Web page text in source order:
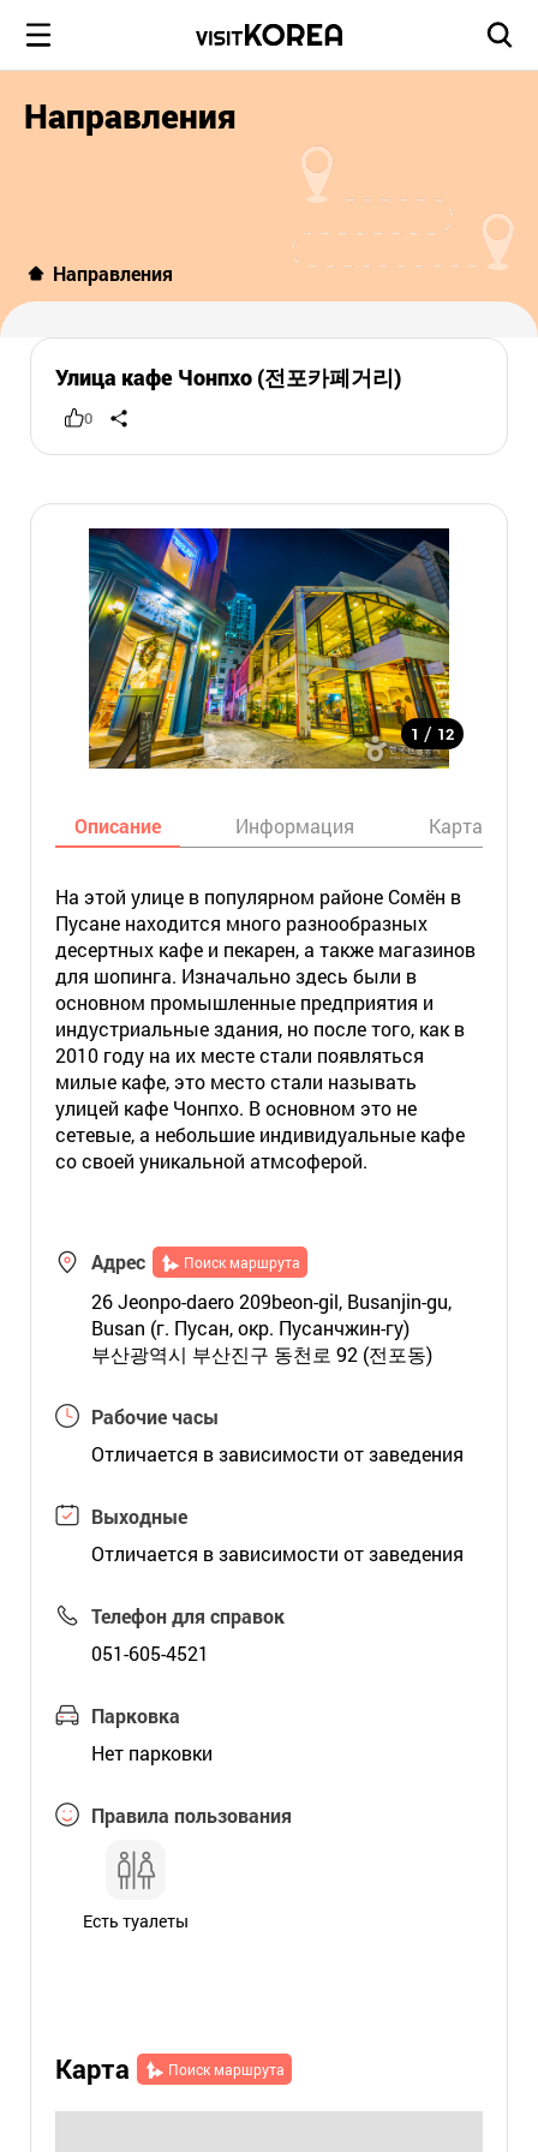
Направления
Направления
Улица кафе Чонпхо (전포카페거리)
0
1 / 12
Описание Информация Карта
На этой улице в популярном районе Сомён в
Пусане находится много разнообразных
десертных кафе и пекарен, а также магазинов
для шопинга. Изначально здесь были в
основном промышленные предприятия и
индустриальные здания, но после того, как в
2010 году на их месте стали появляться
милые кафе, это место стали называть
улицей кафе Чонпхо. В основном это не
сетевые, а небольшие индивидуальные кафе
со своей уникальной атмсоферой.
Адрес Поиск маршрута
26 Jeonpo-daero 209beon-gil, Busanjin-gu,
Busan (г. Пусан, окр. Пусанчжин-гу)
부산광역시 부산진구 동천로 92 (전포동)
Рабочие часы
Отличается в зависимости от заведения
Выходные
Отличается в зависимости от заведения
Телефон для справок
051-605-4521
Парковка
Нет парковки
Правила пользования
Есть туалеты
Карта Поиск маршрута